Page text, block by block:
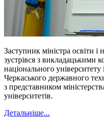
Заступник міністра освіти
зустрівся з викладацькими
національного
Черкаського державного
з представником
університетів.
Детальніше...